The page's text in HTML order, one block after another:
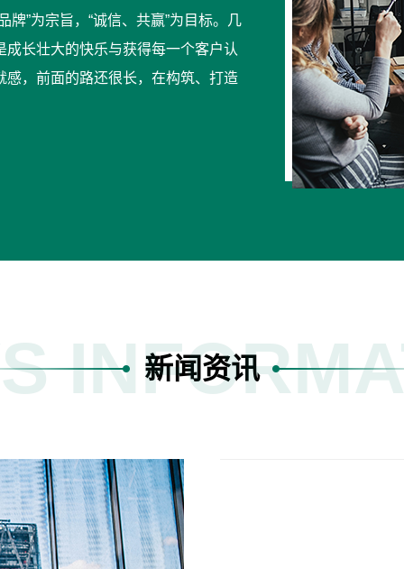
”为宗旨，“诚信、共赢”为目标。几
长壮大的快乐与获得每一个客户认
，前面的路还很长，在构筑、打造
新闻资讯